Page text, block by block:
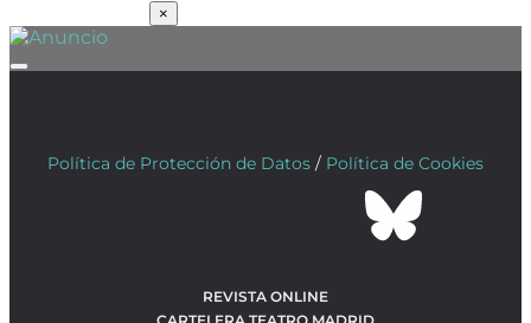
×
Política de Protección de Datos / Política de Cookies
REVISTA ONLINE